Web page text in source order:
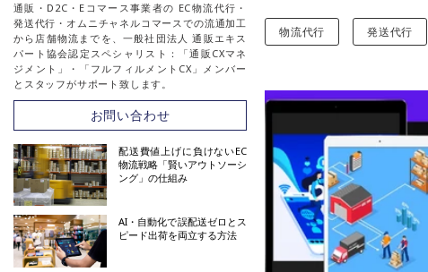
に
ス
キ
す
る
通販・D2C・Eコマース事業者の EC物流代行・
発送代行・オムニチャネルコマースでの流通加工
から店舗物流までを、一般社団法人 通販エキス
パート協会認定スペシャリスト：「通販CXマネ
ジメント」・「フルフィルメントCX」メンバー
とスタッフがサポート致します。
お問い合わせ
配送費値上げに負けないEC
物流戦略「賢いアウトソーシ
ング」の仕組み
AI・自動化で誤配送ゼロとス
ピード出荷を両立する方法
物流代行 発送代行